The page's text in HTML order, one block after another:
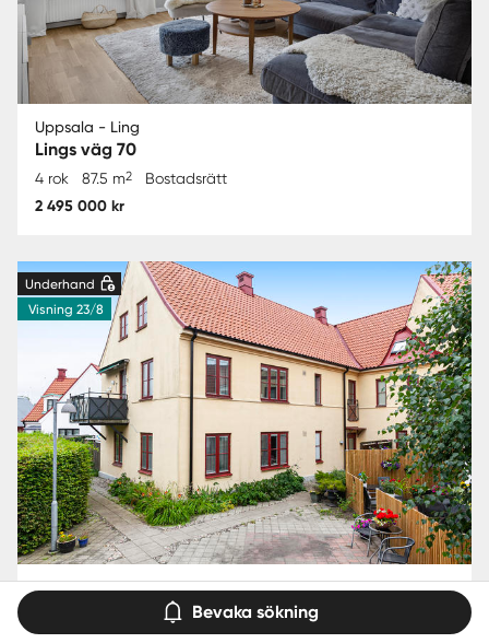
Uppsala - Ling
Lings väg 70
4 rok 87.5 m2 Bostadsrätt
2 495 000 kr
Underhand
Visning 23/8
Staffanstorp - Centralt
5 rok 126.5 m2 Bostadsrätt
Bevaka sökning